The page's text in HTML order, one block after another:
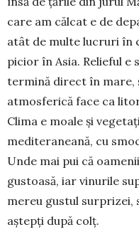
care am călcat e de
atât de multe lucruri în
picior în Asia. Relieful e
termină direct în mare,
atmosferică face ca
Clima e moale și
mediteraneană, cu
Unde mai pui că
gustoasă, iar vinurile
mereu gustul surprizei,
aștepți după colț.